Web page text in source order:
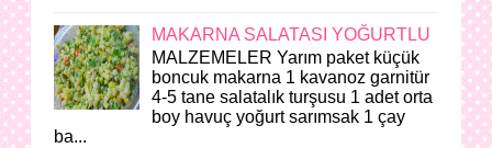
MAKARNA SALATASI YOĞURTLU
MALZEMELER Yarım paket küçük
boncuk makarna 1 kavanoz garnitür
4-5 tane salatalık turşusu 1 adet orta
boy havuç yoğurt sarımsak 1 çay
ba...